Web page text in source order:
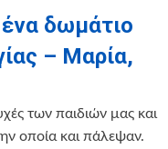
δωμάτιο
– Μαρία,
των παιδιών μας και
οποία και πάλεψαν.